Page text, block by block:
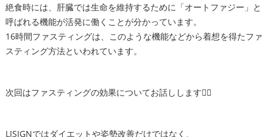
絶食時には、肝臓では生命を維持するために「オートファジー」と
呼ばれる機能が活発に働くことが分かっています。
16時間ファスティングは、このような機能などから着想を得たファ
スティング方法といわれています。
次回はファスティングの効果についてお話しします🧘‍♂️
LISIGNではダイエットや姿勢改善だけではなく、